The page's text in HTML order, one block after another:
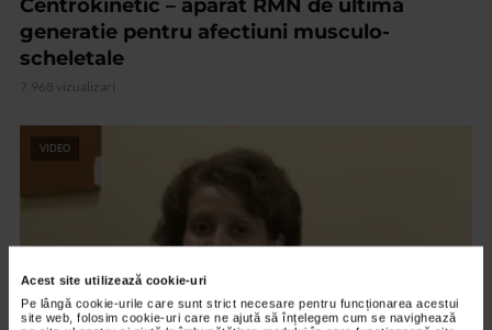
Acest site utilizează cookie-uri
Pe lângă cookie-urile care sunt strict necesare pentru funcționarea acestui
site web, folosim cookie-uri care ne ajută să înțelegem cum se navighează
Centrokinetic – aparat RMN de ultima
generatie pentru afectiuni musculo-
scheletale
7.968 vizualizari
VIDEO